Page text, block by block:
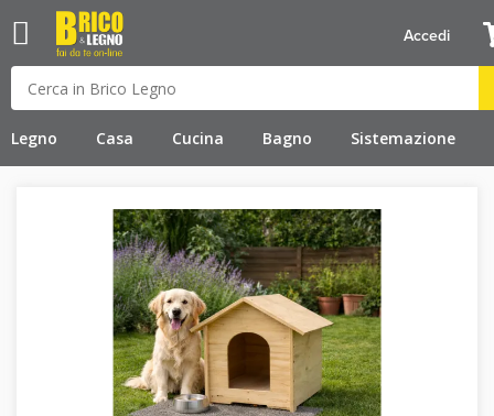
Legno Casa Cucina Bagno Sistemazione
Accedi